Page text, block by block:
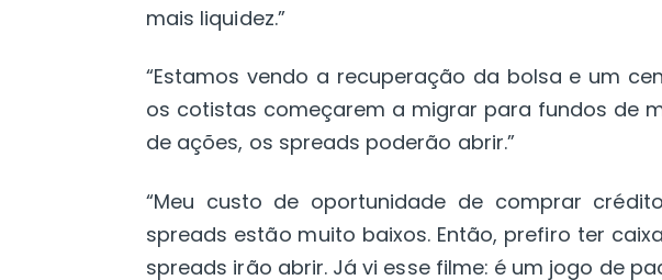
mais liquidez.”
“Estamos vendo a recuperação da bolsa e um
os cotistas começarem a migrar para fundos de
de ações, os spreads poderão abrir.”
“Meu custo de oportunidade de comprar
spreads estão muito baixos. Então, prefiro ter
spreads irão abrir. Já vi esse filme: é um jogo de